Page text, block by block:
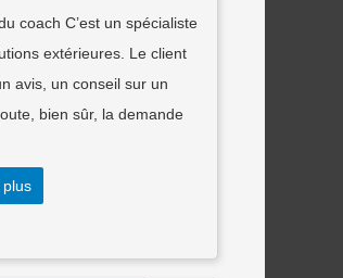
coach C’est un spécialiste
extérieures. Le client
avis, un conseil sur un
bien sûr, la demande
plus